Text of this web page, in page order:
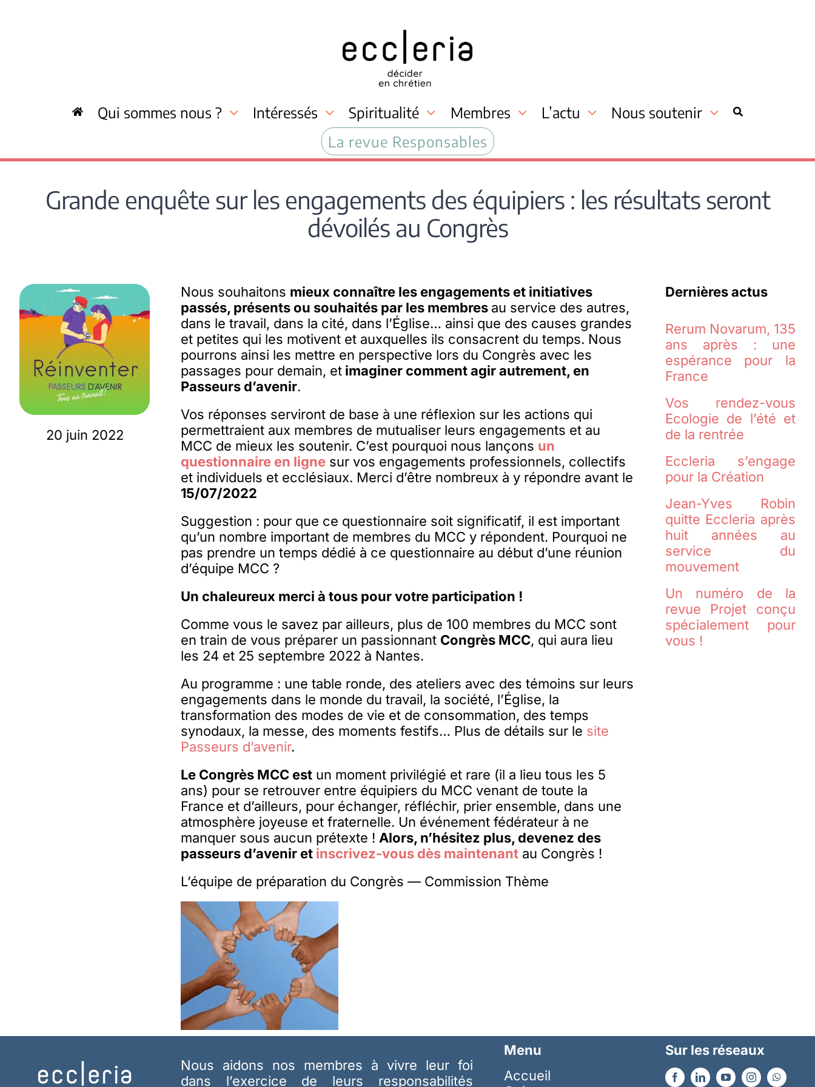
Qui sommes nous ? Intéressés Spiritualité Membres L’actu
Nous soutenir
La revue Responsables
Grande enquête sur les engagements des équipiers : les résultats seront
dévoilés au Congrès
20 juin 2022
Nous souhaitons mieux connaître les engagements et initiatives
passés, présents ou souhaités par les membres au service des autres,
dans le travail, dans la cité, dans l’Église… ainsi que des causes grandes
et petites qui les motivent et auxquelles ils consacrent du temps. Nous
pourrons ainsi les mettre en perspective lors du Congrès avec les
passages pour demain, et imaginer comment agir autrement, en
Passeurs d’avenir.
Vos réponses serviront de base à une réflexion sur les actions qui
permettraient aux membres de mutualiser leurs engagements et au
MCC de mieux les soutenir. C’est pourquoi nous lançons un
questionnaire en ligne sur vos engagements professionnels, collectifs
et individuels et ecclésiaux. Merci d’être nombreux à y répondre avant le
15/07/2022
Suggestion : pour que ce questionnaire soit significatif, il est important
qu’un nombre important de membres du MCC y répondent. Pourquoi ne
pas prendre un temps dédié à ce questionnaire au début d’une réunion
d’équipe MCC ?
Un chaleureux merci à tous pour votre participation !
Comme vous le savez par ailleurs, plus de 100 membres du MCC sont
en train de vous préparer un passionnant Congrès MCC, qui aura lieu
les 24 et 25 septembre 2022 à Nantes.
Au programme : une table ronde, des ateliers avec des témoins sur leurs
engagements dans le monde du travail, la société, l’Église, la
transformation des modes de vie et de consommation, des temps
synodaux, la messe, des moments festifs… Plus de détails sur le site
Passeurs d’avenir.
Le Congrès MCC est un moment privilégié et rare (il a lieu tous les 5
ans) pour se retrouver entre équipiers du MCC venant de toute la
France et d’ailleurs, pour échanger, réfléchir, prier ensemble, dans une
atmosphère joyeuse et fraternelle. Un événement fédérateur à ne
manquer sous aucun prétexte !Alors, n’hésitez plus, devenez des
passeurs d’avenir et inscrivez-vous dès maintenant au Congrès !
L’équipe de préparation du Congrès — Commission Thème
Dernières actus
Rerum Novarum, 135
ans après : une
espérance pour la
France
Vos rendez-vous
Ecologie de l’été et
de la rentrée
Eccleria s’engage
pour la Création
Jean-Yves Robin
quitte Eccleria après
huit années au
service du
mouvement
Un numéro de la
revue Projet conçu
spécialement pour
vous !
Nous aidons nos membres à vivre leur foi
dans l’exercice de leurs responsabilités
Menu
Accueil
Sur les réseaux